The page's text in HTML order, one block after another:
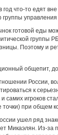
год что-то едят
группы
готовой еды
Поэтому и
общепит,
России,
к
самих игроков
при общем
ушел ряд
Микаэлян. Из-за